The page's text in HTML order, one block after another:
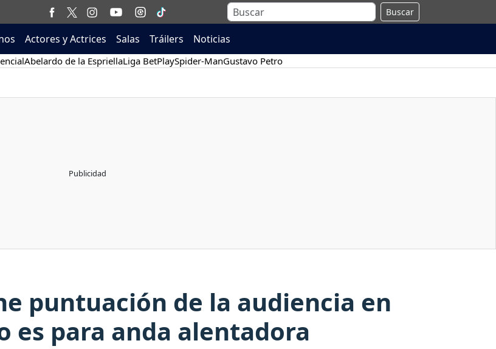
Buscar
Actores y Actrices Salas Tráilers Noticias
Abelardo de la EspriellaLiga BetPlaySpider-ManGustavo Petro
puntuación de la audiencia en
es para anda alentadora